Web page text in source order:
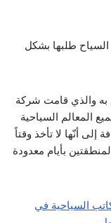
السياح طلبها بشكل
به والذي قامت شركة
المعالم السياحية
أنّها لا تأخذ وقتاً
بأيام معدودة
السياحية في